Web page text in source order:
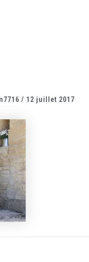
/ 12 juillet 2017